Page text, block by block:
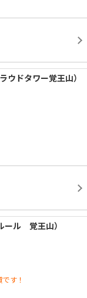
ウドタワー覚王山）
ール 覚王山）
す！